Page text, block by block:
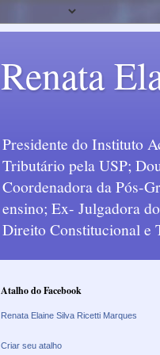
Renata
Presidente do Instituto
Tributário pela USP;
Coordenadora da Pós-
ensino; Ex- Julgadora
Direito Constitucional e
Atalho do Facebook
Renata Elaine Silva Ricetti Marques
Criar seu atalho